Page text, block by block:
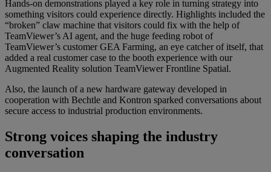
Hands-on demonstrations played a key role in turning strategy into
something visitors could experience directly. Highlights included the
“broken” claw machine that visitors could fix with the help of
TeamViewer’s AI agent, and the huge feeding robot of
TeamViewer’s customer GEA Farming, an eye catcher of itself, that
added a real customer case to the booth experience with our
Augmented Reality solution TeamViewer Frontline Spatial.
Also, the launch of a new hardware gateway developed in
cooperation with Bechtle and Kontron sparked conversations about
secure access to industrial production environments.
Strong voices shaping the industry
conversation